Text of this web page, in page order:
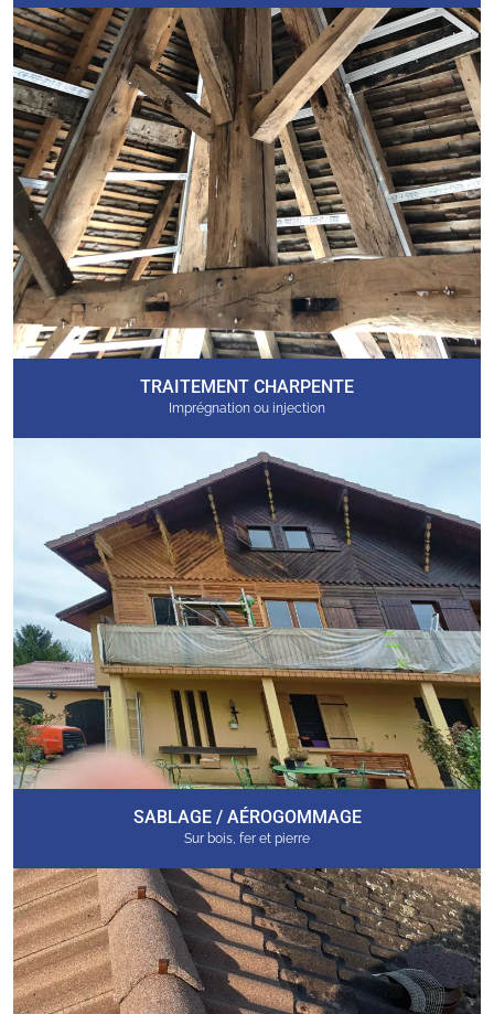
TRAITEMENT CHARPENTE
Imprégnation ou injection
SABLAGE / AÉROGOMMAGE
Sur bois, fer et pierre